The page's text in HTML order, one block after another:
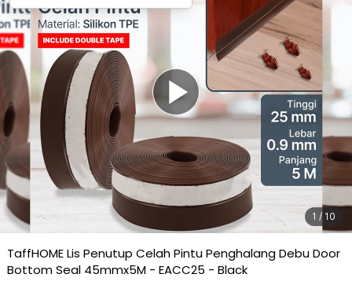
1 / 10
TaffHOME Lis Penutup Celah Pintu Penghalang Debu Door
Bottom Seal 45mmx5M - EACC25 - Black